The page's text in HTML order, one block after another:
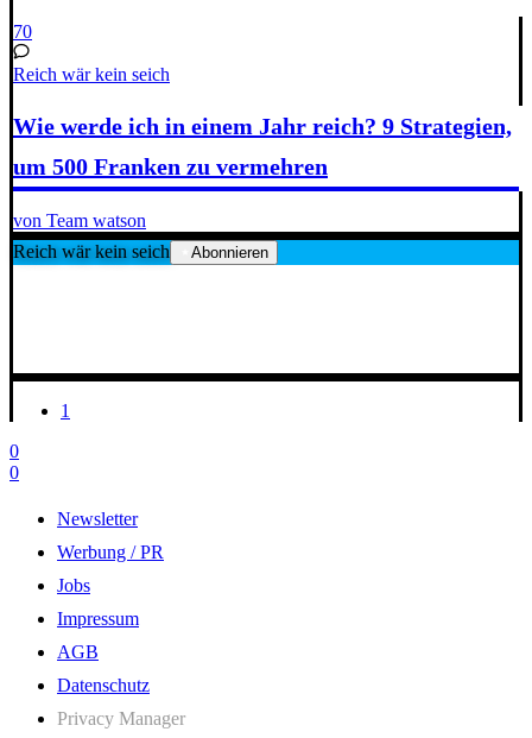
70
Reich wär kein seich
Wie werde ich in einem Jahr reich? 9 Strategien,
um 500 Franken zu vermehren
von Team watson
Reich wär kein seich
Abonnieren
1
0
0
Newsletter
Werbung / PR
Jobs
Impressum
AGB
Datenschutz
Privacy Manager